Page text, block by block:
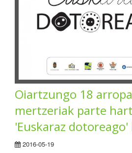
Oiartzungo 18
mertzeriak parte
'Euskaraz
2016-05-19